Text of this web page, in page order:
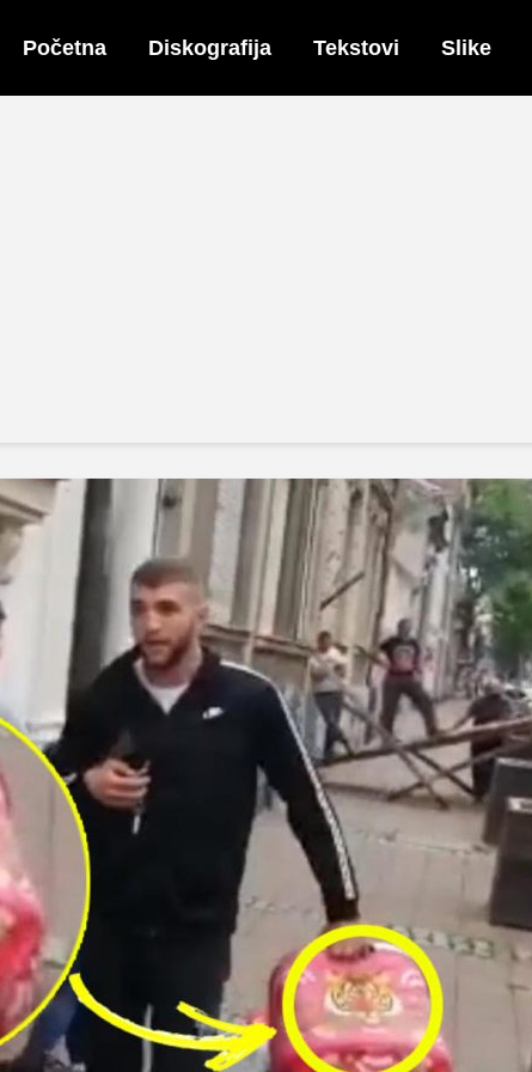
Početna Diskografija Tekstovi Slike